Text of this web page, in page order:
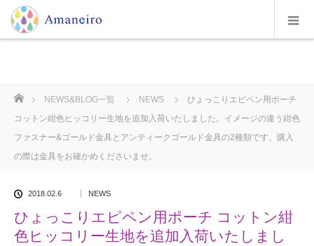
ホーム
NEWS&BLOG一覧 NEWS
ひょっこりエピペン用ポーチ
コットン紺色ヒッコリー生地を追加入荷いたしました。イメージの違う紺色
ファスナー&ゴールド金具とアンティークゴールド金具の2種類です。購入
の際は金具をお確かめくださいませ。
2018.02.6 NEWS
ひょっこりエピペン用ポーチ コットン紺
色ヒッコリー生地を追加入荷いたしまし